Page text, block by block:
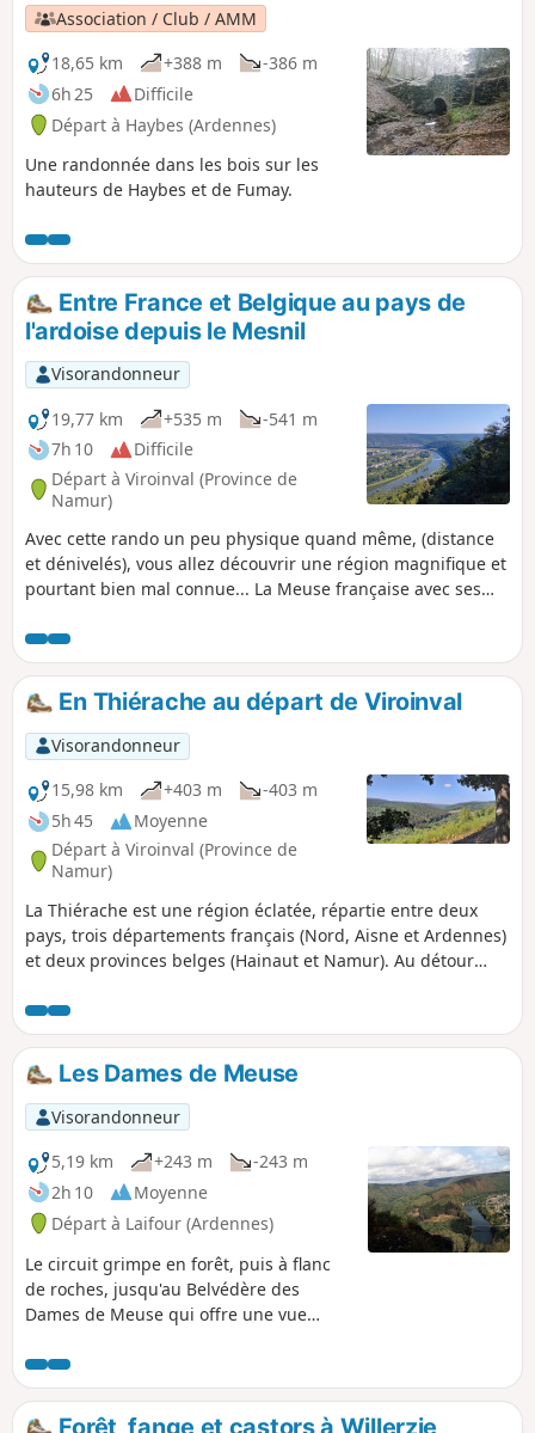
Association / Club / AMM
18,65 km
+388 m
-386 m
6h 25
Difficile
Départ à Haybes (Ardennes)
Une randonnée dans les bois sur les
hauteurs de Haybes et de Fumay.
Entre France et Belgique au pays de
l'ardoise depuis le Mesnil
Visorandonneur
19,77 km
+535 m
-541 m
7h 10
Difficile
Départ à Viroinval (Province de
Namur)
Avec cette rando un peu physique quand même, (distance
et dénivelés), vous allez découvrir une région magnifique et
pourtant bien mal connue... La Meuse française avec ses
l'Homme, émerge ça et là de la forêt ardennaise pour vous
offrir des points de vue sublimes...
En Thiérache au départ de Viroinval
Visorandonneur
15,98 km
+403 m
-403 m
5h 45
Moyenne
Départ à Viroinval (Province de
Namur)
La Thiérache est une région éclatée, répartie entre deux
pays, trois départements français (Nord, Aisne et Ardennes)
et deux provinces belges (Hainaut et Namur). Au détour
Thiérache avec le Ry d'Alyse faisant frontière avec la France,
les vestiges des ardoisières à présent abandonnées mais
également l'emplacement du Centre de l'Europe à l'époque
où nous n'étions que 15 et que le Royaume-Uni en faisait
encore partie.
Les Dames de Meuse
Visorandonneur
5,19 km
+243 m
-243 m
2h 10
Moyenne
Départ à Laifour (Ardennes)
Le circuit grimpe en forêt, puis à flanc
de roches, jusqu'au Belvédère des
Dames de Meuse qui offre une vue
Forêt, fange et castors à Willerzie